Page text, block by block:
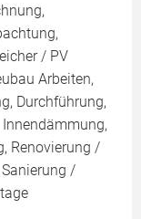
/ PV
Arbeiten,
Durchführung,
Renovierung /
/